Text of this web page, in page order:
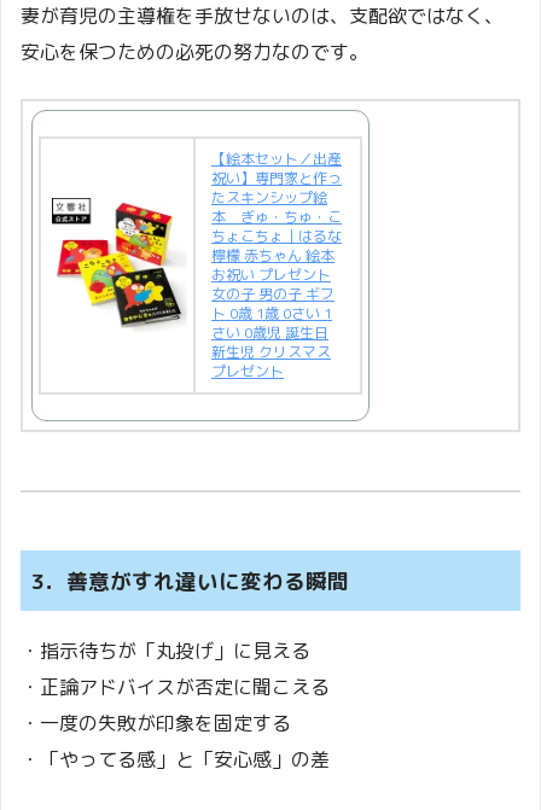
妻が育児の主導権を手放せないのは、支配欲ではなく、
安心を保つための必死の努力なのです。
【絵本セット／出産
祝い】専門家と作っ
たスキンシップ絵
本 ぎゅ・ちゅ・こ
ちょこちょ｜はるな
檸檬 赤ちゃん 絵本
お祝い プレゼント
女の子 男の子 ギフ
ト 0歳 1歳 0さい 1
さい 0歳児 誕生日
新生児 クリスマス
プレゼント
3．善意がすれ違いに変わる瞬間
・指示待ちが「丸投げ」に見える
・正論アドバイスが否定に聞こえる
・一度の失敗が印象を固定する
・「やってる感」と「安心感」の差